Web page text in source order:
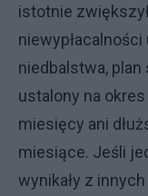
istotnie
niedbalstwa,
ustalony na
miesięcy ani
miesiące. Jeśli
wynikały z